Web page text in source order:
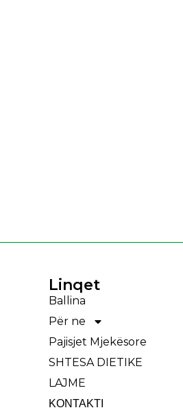
Linqet
Ballina
Për ne
Pajisjet Mjekësore
SHTESA DIETIKE
LAJME
ΚΟΝΤΑΚΤΙ